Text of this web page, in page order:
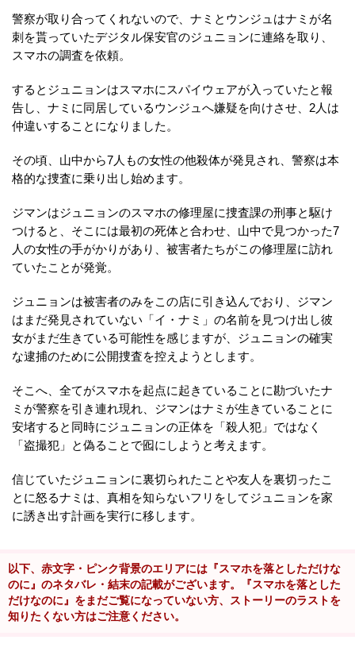
警察が取り合ってくれないので、ナミとウンジュはナミが名
刺を貰っていたデジタル保安官のジュニョンに連絡を取り、
スマホの調査を依頼。
するとジュニョンはスマホにスパイウェアが入っていたと報
告し、ナミに同居しているウンジュへ嫌疑を向けさせ、2人は
仲違いすることになりました。
その頃、山中から7人もの女性の他殺体が発見され、警察は本
格的な捜査に乗り出し始めます。
ジマンはジュニョンのスマホの修理屋に捜査課の刑事と駆け
つけると、そこには最初の死体と合わせ、山中で見つかった7
人の女性の手がかりがあり、被害者たちがこの修理屋に訪れ
ていたことが発覚。
ジュニョンは被害者のみをこの店に引き込んでおり、ジマン
はまだ発見されていない「イ・ナミ」の名前を見つけ出し彼
女がまだ生きている可能性を感じますが、ジュニョンの確実
な逮捕のために公開捜査を控えようとします。
そこへ、全てがスマホを起点に起きていることに勘づいたナ
ミが警察を引き連れ現れ、ジマンはナミが生きていることに
安堵すると同時にジュニョンの正体を「殺人犯」ではなく
「盗撮犯」と偽ることで囮にしようと考えます。
信じていたジュニョンに裏切られたことや友人を裏切ったこ
とに怒るナミは、真相を知らないフリをしてジュニョンを家
に誘き出す計画を実行に移します。
以下、赤文字・ピンク背景のエリアには『スマホを落としただけな
のに』のネタバレ・結末の記載がございます。『スマホを落とした
だけなのに』をまだご覧になっていない方、ストーリーのラストを
知りたくない方はご注意ください。